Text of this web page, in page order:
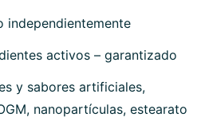
independientemente
activos – garantizado
y sabores artificiales,
nanopartículas, estearato